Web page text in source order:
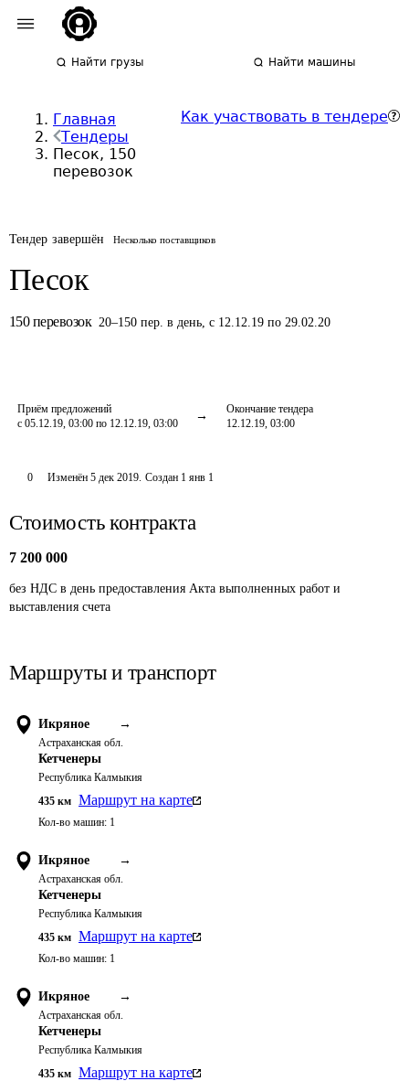
Найти грузы Найти машины
Главная
Тендеры
Песок, 150
перевозок
Как участвовать в тендере
Тендер завершён Несколько поставщиков
Песок
150 перевозок 20–150 пер. в день,с 12.12.19 по 29.02.20
Приём предложений
с 05.12.19, 03:00 по 12.12.19, 03:00
Окончание тендера
12.12.19, 03:00
0 Изменён 5 дек 2019. Создан 1 янв 1
Стоимость контракта
7 200 000
без НДС в день предоставления Акта выполненных работ и
выставления счета
Маршруты и транспорт
Икряное →
Астраханская обл.
Кетченеры
Республика Калмыкия
435 км Маршрут на карте
Кол-во машин: 1
Икряное →
Астраханская обл.
Кетченеры
Республика Калмыкия
435 км Маршрут на карте
Кол-во машин: 1
Икряное →
Астраханская обл.
Кетченеры
Республика Калмыкия
435 км Маршрут на карте